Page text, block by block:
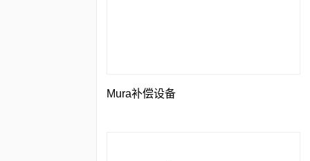
Mura补偿设备